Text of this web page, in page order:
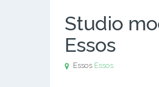
Studio
Essos
Essos Essos